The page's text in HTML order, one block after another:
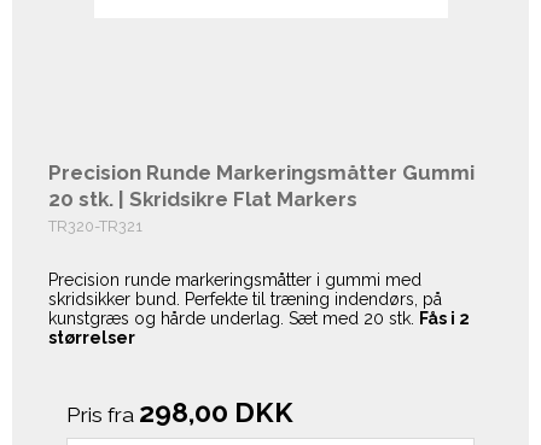
Precision Runde Markeringsmåtter Gummi
20 stk. | Skridsikre Flat Markers
TR320-TR321
Precision runde markeringsmåtter i gummi med
skridsikker bund. Perfekte til træning indendørs, på
kunstgræs og hårde underlag. Sæt med 20 stk.
Fås i 2
størrelser
Pris fra 298,00 DKK